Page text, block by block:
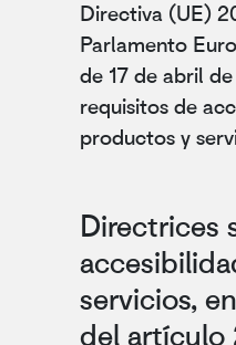
Directiva (UE)
Parlamento
de 17 de abril
requisitos de
productos y
Directrices
servicios,
del artículo